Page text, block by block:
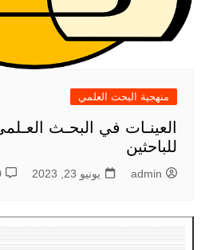
منهجية البحث العلمي
العينـات في البحـث
للباحثين
admin يونيو 23, 2023